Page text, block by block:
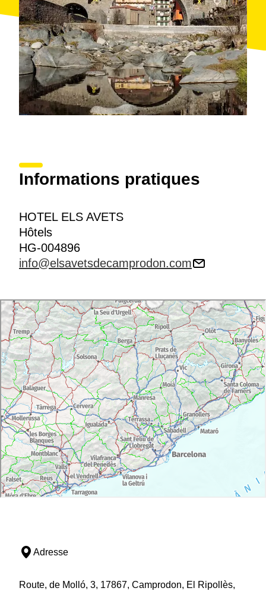
Informations pratiques
HOTEL ELS AVETS
Hôtels
HG-004896
info@elsavetsdecamprodon.com
Adresse
Route, de Molló, 3, 17867, Camprodon, El Ripollès,